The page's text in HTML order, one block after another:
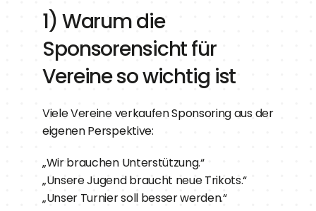
1) Warum die
Sponsorensicht für
Vereine so wichtig ist
Viele Vereine verkaufen Sponsoring aus der
eigenen Perspektive:
„Wir brauchen Unterstützung.“
„Unsere Jugend braucht neue Trikots.“
„Unser Turnier soll besser werden.“